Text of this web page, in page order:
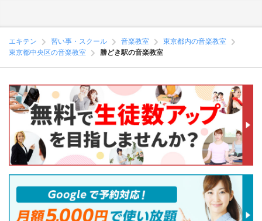
エキテン 習い事・スクール 音楽教室
東京都内の音楽教室
東京都中央区の音楽教室
勝どき駅の音楽教室